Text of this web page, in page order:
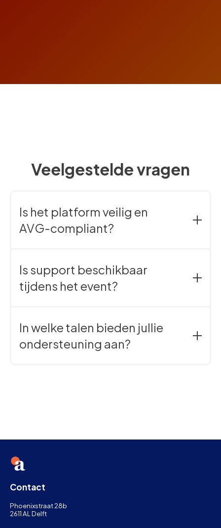
Veelgestelde vragen
Is het platform veilig en
AVG-compliant?
beveiligingsnormen. Jouw deelnemersdata is bij ons
veilig.
Is support beschikbaar
tijdens het event?
event. Zo sta je er nooit alleen voor.
In welke talen bieden jullie
ondersteuning aan?
Contact
Phoenixstraat 28b
2611 AL Delft